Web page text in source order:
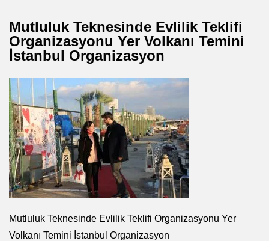
Mutluluk Teknesinde Evlilik Teklifi
Organizasyonu Yer Volkanı Temini
İstanbul Organizasyon
Mutluluk Teknesinde Evlilik Teklifi Organizasyonu Yer
Volkanı Temini İstanbul Organizasyon